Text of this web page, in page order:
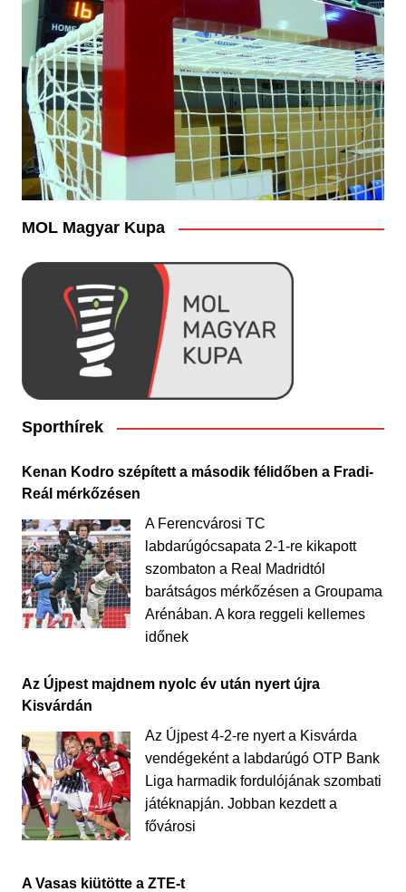
MOL Magyar Kupa
Sporthírek
Kenan Kodro szépített a második félidőben a Fradi-
Reál mérkőzésen
A Ferencvárosi TC
labdarúgócsapata 2-1-re kikapott
szombaton a Real Madridtól
barátságos mérkőzésen a Groupama
Arénában. A kora reggeli kellemes
időnek
Az Újpest majdnem nyolc év után nyert újra
Kisvárdán
Az Újpest 4-2-re nyert a Kisvárda
vendégeként a labdarúgó OTP Bank
Liga harmadik fordulójának szombati
játéknapján. Jobban kezdett a
fővárosi
A Vasas kiütötte a ZTE-t